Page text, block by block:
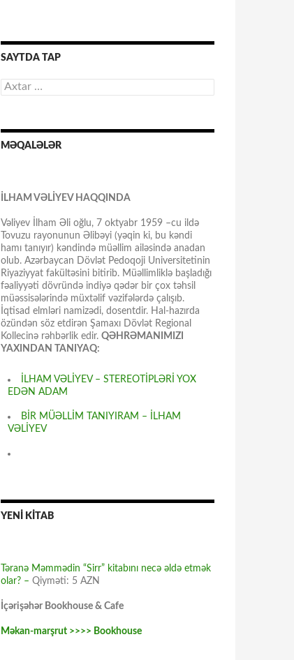
SAYTDA TAP
Axtarış:
MƏQALƏLƏR
İLHAM VƏLİYEV HAQQINDA
Vəliyev İlham Əli oğlu, 7 oktyabr 1959 –cu ildə
Tovuzu rayonunun Əlibəyi (yəqin ki, bu kəndi
hamı tanıyır) kəndində müəllim ailəsində anadan
olub. Azərbaycan Dövlət Pedoqoji Universitetinin
Riyaziyyat fakültəsini bitirib. Müəllimliklə başladığı
fəaliyyəti dövründə indiyə qədər bir çox təhsil
müəssisələrində müxtəlif vəzifələrdə çalışıb.
İqtisad elmləri namizədi, dosentdir. Hal-hazırda
özündən söz etdirən Şamaxı Dövlət Regional
Kollecinə rəhbərlik edir. QƏHRƏMANIMIZI
YAXINDAN TANIYAQ:
İLHAM VƏLİYEV – STEREOTİPLƏRİ YOX
EDƏN ADAM
BİR MÜƏLLİM TANIYIRAM – İLHAM
VƏLİYEV
YENİ KİTAB
Təranə Məmmədin “Sirr” kitabını necə əldə etmək
olar? – Qiyməti: 5 AZN
İçərişəhər Bookhouse & Cafe
Məkan-marşrut >>>> Bookhouse